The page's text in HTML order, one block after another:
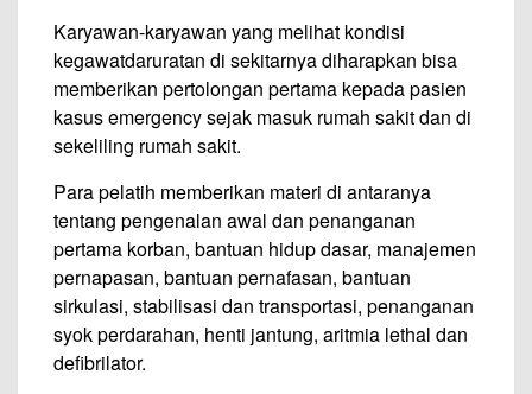
Karyawan-karyawan yang melihat kondisi
kegawatdaruratan di sekitarnya diharapkan bisa
memberikan pertolongan pertama kepada pasien
kasus emergency sejak masuk rumah sakit dan di
sekeliling rumah sakit.
Para pelatih memberikan materi di antaranya
tentang pengenalan awal dan penanganan
pertama korban, bantuan hidup dasar, manajemen
pernapasan, bantuan pernafasan, bantuan
sirkulasi, stabilisasi dan transportasi, penanganan
syok perdarahan, henti jantung, aritmia lethal dan
defibrilator.